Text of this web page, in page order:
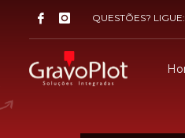
QUESTÕES? LIGUE: